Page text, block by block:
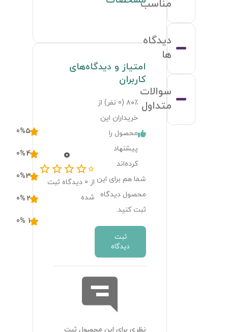
مناسب
دیدگاه
ها
سوالات
متداول
امتیاز و دیدگاه‌های
کاربران
۸۰٪ ( 0 نفر) از
خریداران این
محصول را
پیشنهاد
کرده‌اند
شما هم برای این
محصول دیدگاه
ثبت کنید.
ثبت
دیدگاه
0
از 0 دیدگاه ثبت
شده
5
0%
4
0%
3
0%
2
0%
1
0%
نظری برای این محصول ثبت